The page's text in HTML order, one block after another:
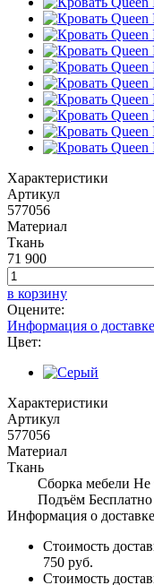
Характеристики
Артикул
577056
Материал
Ткань
71 900
в корзину
Оцените:
Информация о
Цвет:
Характеристики
Артикул
577056
Материал
Ткань
Сборка мебели Не
Подъём Бесплатно
Информация о доставке
Стоимость
750 руб.
Стоимость